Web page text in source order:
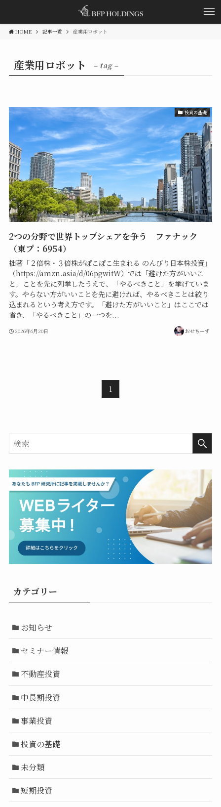
HOME 記事一覧 産業用ロボット
産業用ロボット – tag –
投資の基礎
2つの分野で世界トップシェアを争う ファナック
（東プ：6954）
拙著「２倍株・３倍株がぽこぽこ生まれる のんびり日本株投資」
（https://amzn.asia/d/06pgwitW）では「避けた方がいいこ
と」ことを先に列挙したうえで、「やるべきこと」を挙げていま
す。やらない方がいいことを先に避ければ、やるべきことは絞り
込まれるという考え方です。「避けた方がいいこと」はここでは
省き、「やるべきこと」の一つを...
2026年6月20日 おせちーず
1
カテゴリー
お知らせ
セミナー情報
不動産投資
中長期投資
事業投資
投資の基礎
未分類
短期投資